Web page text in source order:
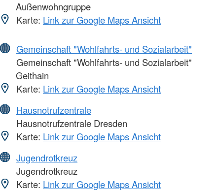
Außenwohngruppe
Karte: Link zur Google Maps Ansicht
Gemeinschaft "Wohlfahrts- und Sozialarbeit"
Gemeinschaft "Wohlfahrts- und Sozialarbeit"
Geithain
Karte: Link zur Google Maps Ansicht
Hausnotrufzentrale
Hausnotrufzentrale Dresden
Karte: Link zur Google Maps Ansicht
Jugendrotkreuz
Jugendrotkreuz
Karte: Link zur Google Maps Ansicht